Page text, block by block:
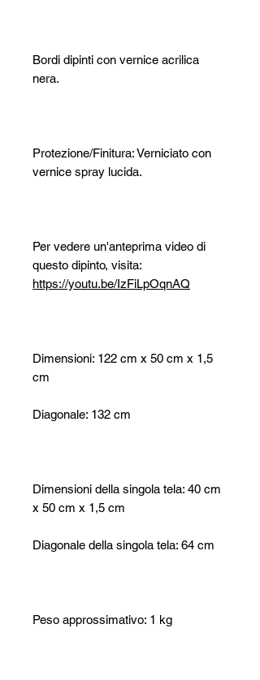
Bordi dipinti con vernice acrilica
nera.
Protezione/Finitura: Verniciato con
vernice spray lucida.
Per vedere un'anteprima video di
questo dipinto, visita:
https://youtu.be/IzFiLpOqnAQ
Dimensioni: 122 cm x 50 cm x 1,5
cm
Diagonale: 132 cm
Dimensioni della singola tela: 40 cm
x 50 cm x 1,5 cm
Diagonale della singola tela: 64 cm
Peso approssimativo: 1 kg